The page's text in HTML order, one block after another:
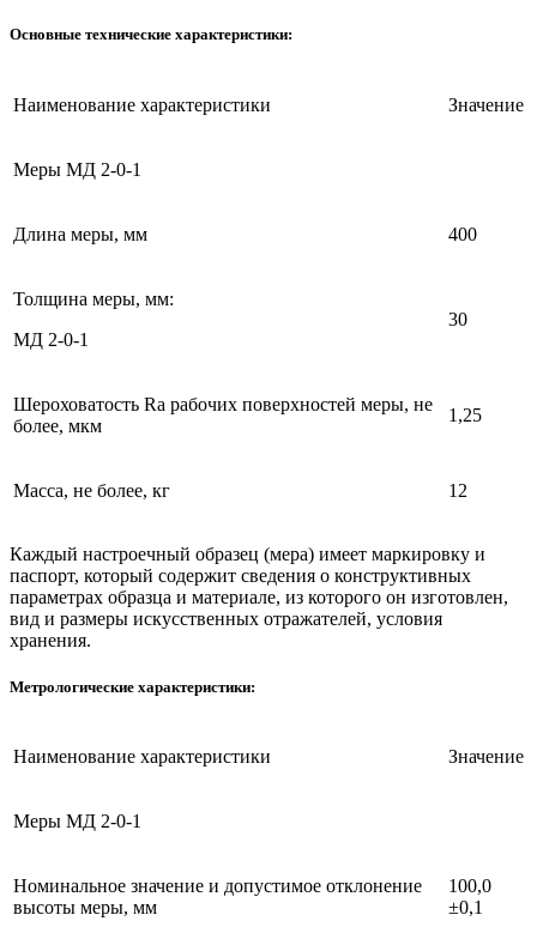
Основные технические характеристики:
Наименование характеристики Значение
Меры МД 2-0-1
Длина меры, мм 400
Толщина меры, мм:
МД 2-0-1
30
Шероховатость Rа рабочих поверхностей меры, не
более, мкм
1,25
Масса, не более, кг 12
Каждый настроечный образец (мера) имеет маркировку и
паспорт, который содержит сведения о конструктивных
параметрах образца и материале, из которого он изготовлен,
вид и размеры искусственных отражателей, условия
хранения.
Метрологические характеристики:
Наименование характеристики Значение
Меры МД 2-0-1
Номинальное значение и допустимое отклонение
высоты меры, мм
100,0
±0,1